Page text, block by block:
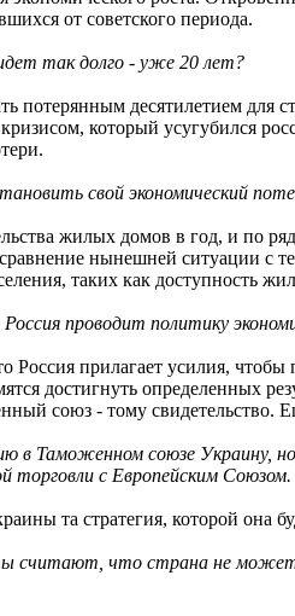
от советского периода.
так долго - уже 20 лет?
потерянным десятилетием для
который усугубился
свой экономический
жилых домов в год, и по
нынешней ситуации с
таких как доступность
проводит политику
Россия прилагает усилия,
достигнуть определенных
союз - тому
в Таможенном союзе Украину,
торговли с Европейским
та стратегия, которой она
считают, что страна не может